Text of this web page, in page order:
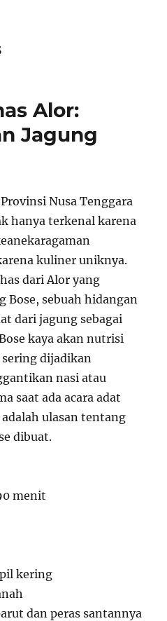
Alor:
Jagung
Nusa Tenggara
hanya terkenal karena
kuliner uniknya.
dari Alor yang
Bose, sebuah hidangan
dari jagung sebagai
kaya akan nutrisi
dijadikan
nasi atau
saat ada acara adat
ulasan tentang
dibuat.
menit
kering
dan peras santannya